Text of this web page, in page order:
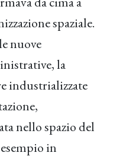
spaziale.
nuove
la
industrializzate
nello spazio del
in